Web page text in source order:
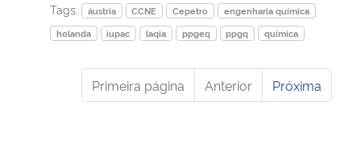
Tags:
áustria CCNE Cepetro
engenharia química
holanda
iupac laqia ppgeq ppgq química
Primeira página Anterior Próxima